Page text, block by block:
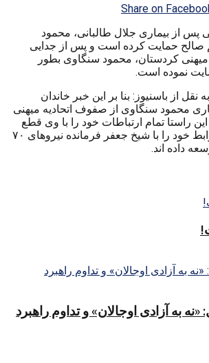
Share on
پس از بیماری جلال طالبانی، محمود
صالح حمایت کرده است و پس از جدایی
میهنی کردستان، محمود سنگاوی بطور
نموده است.
نقل از باسنیوز: بنا بر این خبر خاندان
محمود سنگاوی از صفوف اتحادیه میهنی
راستا تمام ارتباطات خود را با وی قطع
کرده اند و در برابر روابط خود را با شیخ جعفر فرمانده نیروهای ۷۰
داده اند.
«نه به آزادی اوجالان» و تداوم راهبرد